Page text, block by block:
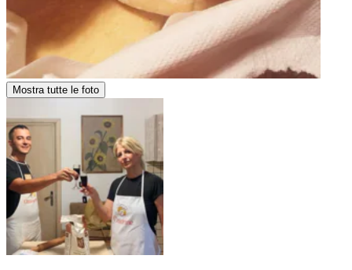
Mostra tutte le foto